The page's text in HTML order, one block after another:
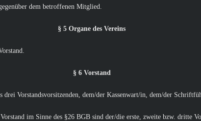
dem betroffenen Mitglied.
§ 5 Organe des Vereins
§ 6 Vorstand
drei Vorstandsvorsitzenden, dem/der Kassenwart/in, dem/der
im Sinne des §26 BGB sind der/die erste, zweite bzw. dritte